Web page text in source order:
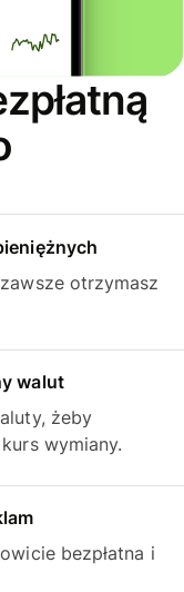
otrzymasz
walut
żeby
wymiany.
bezpłatna i